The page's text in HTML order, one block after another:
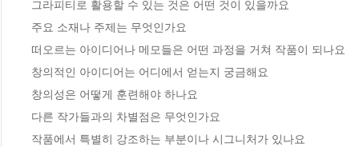
그라피티로 활용할 수 있는 것은 어떤 것이 있을까요
주요 소재나 주제는 무엇인가요
떠오르는 아이디어나 메모들은 어떤 과정을 거쳐 작품이 되나요
창의적인 아이디어는 어디에서 얻는지 궁금해요
창의성은 어떻게 훈련해야 하나요
다른 작가들과의 차별점은 무엇인가요
작품에서 특별히 강조하는 부분이나 시그니처가 있나요